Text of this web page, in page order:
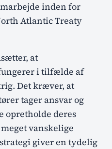
inden for
Atlantic Treaty
at
i tilfælde af
Det kræver, at
tager ansvar og
opretholde deres
vanskelige
giver en tydelig